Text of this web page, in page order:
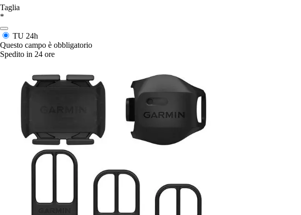
Taglia
*
TU 24h
Questo campo è obbligatorio
Spedito in 24 ore